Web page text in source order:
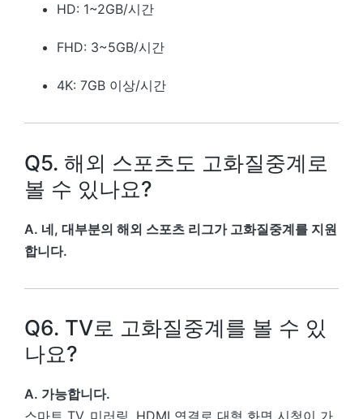
HD: 1~2GB/시간
FHD: 3~5GB/시간
4K: 7GB 이상/시간
Q5. 해외 스포츠도 고화질중계로
볼 수 있나요?
A. 네, 대부분의 해외 스포츠 리그가 고화질중계를 지원
합니다.
Q6. TV로 고화질중계를 볼 수 있
나요?
A. 가능합니다.
스마트 TV, 미러링, HDMI 연결로 대형 화면 시청이 가